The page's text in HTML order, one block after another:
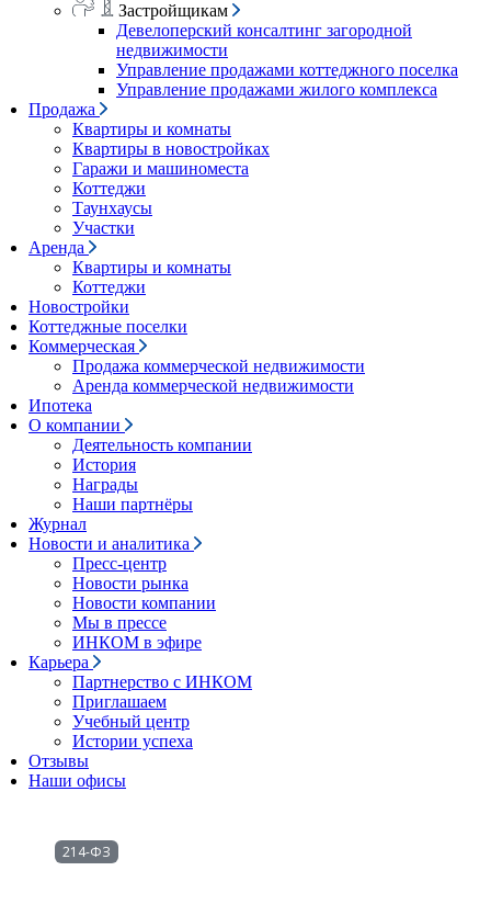
Застройщикам
Девелоперский консалтинг загородной
недвижимости
Управление продажами коттеджного поселка
Управление продажами жилого комплекса
Продажа
Квартиры и комнаты
Квартиры в новостройках
Гаражи и машиноместа
Коттеджи
Таунхаусы
Участки
Аренда
Квартиры и комнаты
Коттеджи
Новостройки
Коттеджные поселки
Коммерческая
Продажа коммерческой недвижимости
Аренда коммерческой недвижимости
Ипотека
О компании
Деятельность компании
История
Награды
Наши партнёры
Журнал
Новости и аналитика
Пресс-центр
Новости рынка
Новости компании
Мы в прессе
ИНКОМ в эфире
Карьера
Партнерство с ИНКОМ
Приглашаем
Учебный центр
Истории успеха
Отзывы
Наши офисы
214-ФЗ